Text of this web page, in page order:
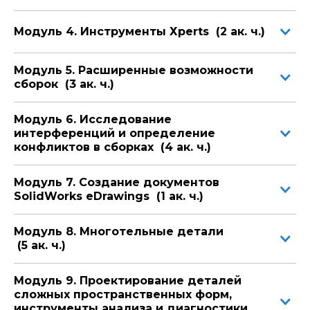
Модуль 4. Инструменты Хperts (2 ак. ч.)
Модуль 5. Расширенные возможности
сборок (3 ак. ч.)
Модуль 6. Исследование
интерференций и определение
конфликтов в сборках (4 ак. ч.)
Модуль 7. Создание документов
SolidWorks eDrawings (1 ак. ч.)
Модуль 8. Многотельные детали
(5 ак. ч.)
Модуль 9. Проектирование деталей
сложных пространственных форм,